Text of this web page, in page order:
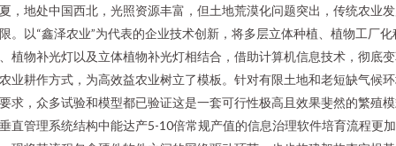
，地处中国西北，光照资源丰富，但土地荒漠化问题突出，传统农业
。以“鑫泽农业”为代表的企业技术创新，将多层立体种植、植物工厂化
植物补光灯以及立体植物补光灯相结合，借助计算机信息技术，彻底
业耕作方式，为高效益农业树立了模板。针对有限土地和老短缺气候
求，众多试验和模型都已验证这是一套可行性极高且效果斐然的繁殖
直管理系统结构中能达产5-10倍常规产值的信息治理软件培育流程更